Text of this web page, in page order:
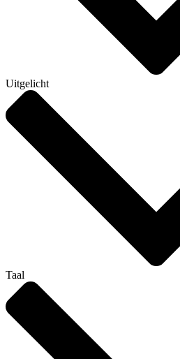
Uitgelicht
Taal